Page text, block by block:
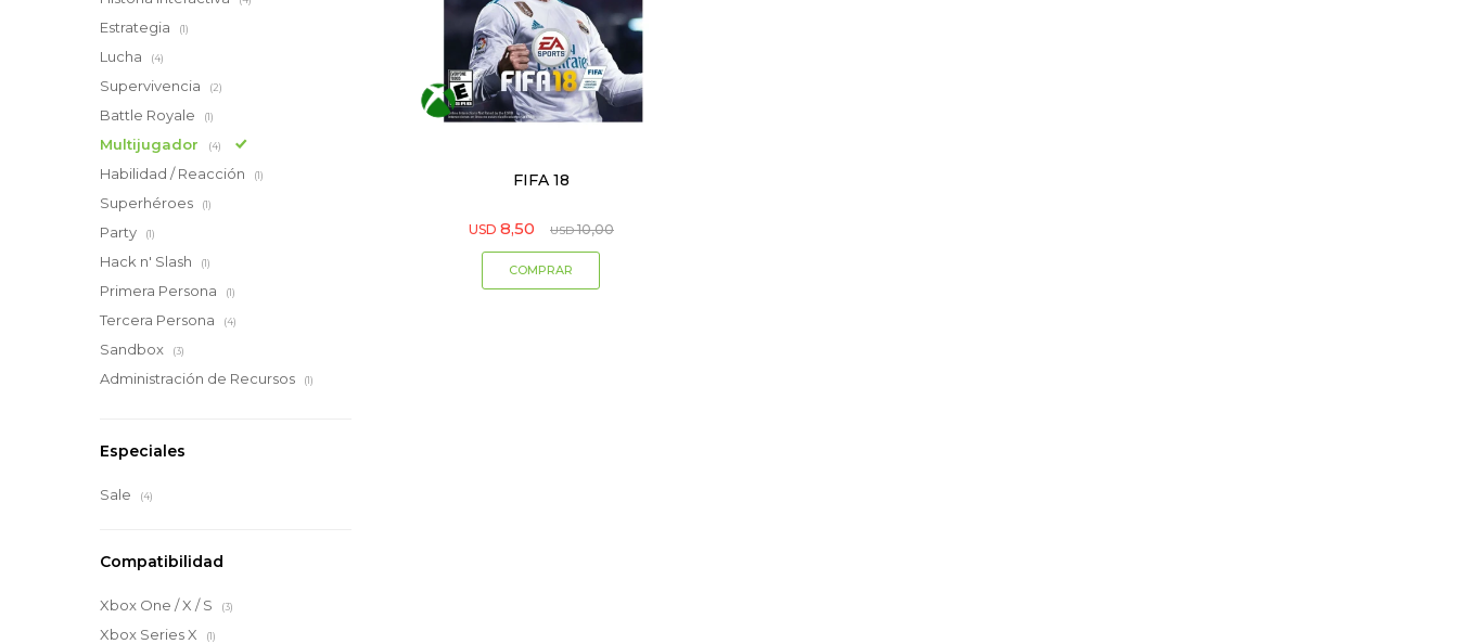
FIFA 18
USD 8,50 USD 10,00
Especiales
Sale (4)
Estrategia (1)
Lucha (4)
Supervivencia (2)
Battle Royale (1)
Multijugador (4)
Habilidad / Reacción (1)
Superhéroes (1)
Party (1)
Hack n' Slash (1)
Primera Persona (1)
Tercera Persona (4)
Sandbox (3)
Administración de Recursos (1)
Compatibilidad
Xbox One / X / S (3)
Xbox Series X (1)